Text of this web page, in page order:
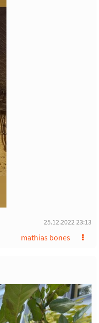
25.12.2022 23:13
mathias bones